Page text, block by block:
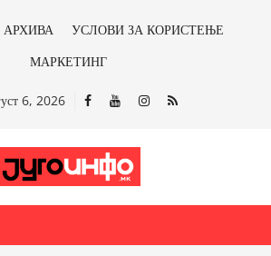
АРХИВА
УСЛОВИ ЗА КОРИСТЕЊЕ
МАРКЕТИНГ
6, 2026